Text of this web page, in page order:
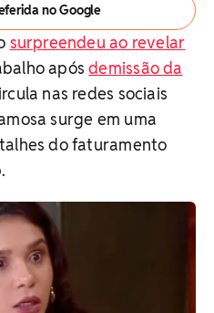
no Google
surpreendeu ao revelar
apósdemissão da
nas redes sociais
surge em uma
do faturamento